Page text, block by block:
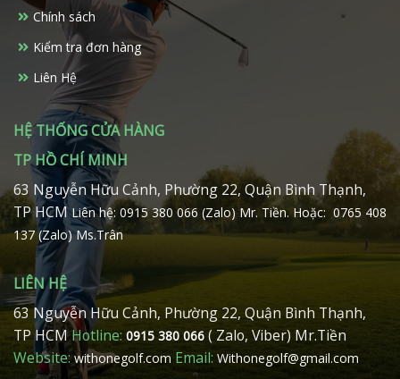
chọn
trang
phẩm
Chính sách
Kiểm tra đơn hàng
Liên Hệ
HỆ THỐNG CỬA HÀNG
TP HỒ CHÍ MINH
63 Nguyễn Hữu Cảnh, Phường 22, Quận Bình Thạnh,
TP HCMLiên hệ: 0915 380 066 (Zalo) Mr. Tiền. Hoặc: 0765 408
137 (Zalo) Ms.Trân
LIÊN HỆ
63 Nguyễn Hữu Cảnh, Phường 22, Quận Bình Thạnh,
TP HCMHotline: 0915 380 066 ( Zalo, Viber) Mr.Tiền
Website:withonegolf.com Email: Withonegolf@gmail.com